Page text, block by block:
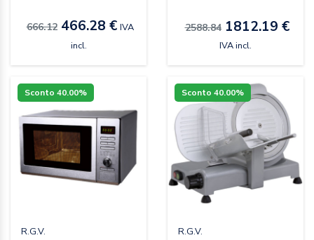
666.12466.28 € IVA
incl.
2588.841812.19 €
IVA incl.
Sconto 40.00%
R.G.V.
Sconto 40.00%
R.G.V.